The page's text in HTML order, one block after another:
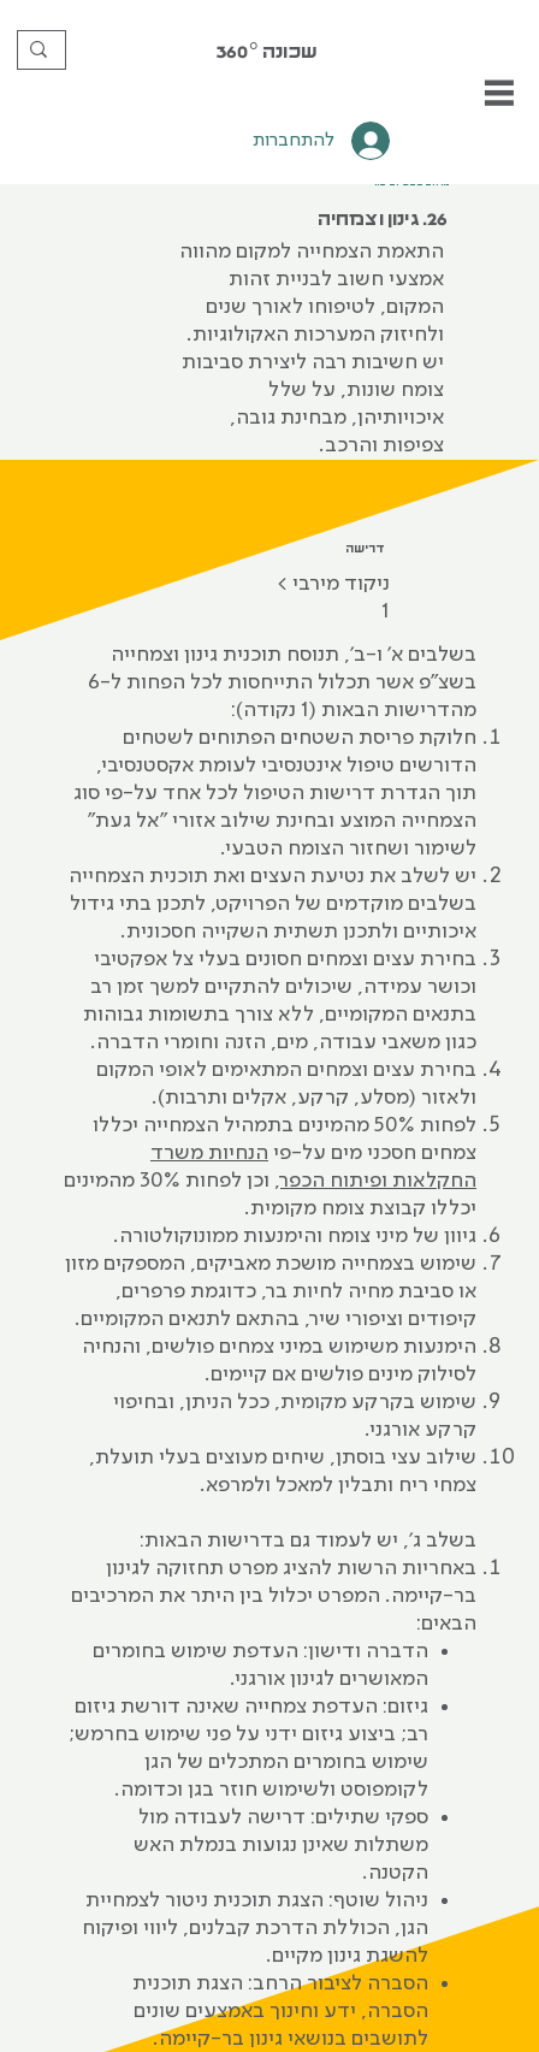
שכונה 360°
להתחברות
26. גינון וצמחיה
התאמת הצמחייה למקום מהווה
אמצעי חשוב לבניית זהות
המקום, לטיפוחו לאורך שנים
ולחיזוק המערכות האקולוגיות.
יש חשיבות רבה ליצירת סביבות
צומח שונות, על שלל
איכויותיהן, מבחינת גובה,
צפיפות והרכב.
דרישה
ניקוד‭ ‬מירבי >
1
בשלבים א' ו-ב', תנוסח תוכנית גינון וצמחייה
בשצ"פ אשר תכלול התייחסות לכל הפחות ל-6
מהדרישות הבאות (1 נקודה):
חלוקת פריסת השטחים הפתוחים לשטחים
הדורשים טיפול אינטנסיבי לעומת אקסטנסיבי,
תוך הגדרת דרישות הטיפול לכל אחד על-פי סוג
הצמחייה המוצע ובחינת שילוב אזורי "אל געת"
לשימור ושחזור הצומח הטבעי.
יש לשלב את נטיעת העצים ואת תוכנית הצמחייה
בשלבים מוקדמים של הפרויקט, לתכנן בתי גידול
איכותיים ולתכנן תשתית השקייה חסכונית.
בחירת עצים וצמחים חסונים בעלי צל אפקטיבי
וכושר עמידה, שיכולים להתקיים למשך זמן רב
בתנאים המקומיים, ללא צורך בתשומות גבוהות
כגון משאבי עבודה, מים, הזנה וחומרי הדברה.
בחירת עצים וצמחים המתאימים לאופי המקום
ולאזור (מסלע, קרקע, אקלים ותרבות).
לפחות 50% מהמינים בתמהיל הצמחייה יכללו
צמחים חסכני מים על-פי הנחיות משרד
החקלאות ופיתוח הכפר
, וכן לפחות 30% מהמינים
יכללו קבוצת צומח מקומית.
גיוון של מיני צומח והימנעות ממונוקולטורה.
שימוש בצמחייה מושכת מאביקים, המספקים מזון
או סביבת מחיה לחיות בר, כדוגמת פרפרים,
קיפודים וציפורי שיר, בהתאם לתנאים המקומיים.
הימנעות משימוש במיני צמחים פולשים, והנחיה
לסילוק מינים פולשים אם קיימים.
שימוש בקרקע מקומית, ככל הניתן, ובחיפוי
קרקע אורגני.
שילוב עצי בוסתן, שיחים מעוצים בעלי תועלת,
צמחי ריח ותבלין למאכל ולמרפא.
בשלב ג', יש לעמוד גם בדרישות הבאות:
באחריות הרשות להציג מפרט תחזוקה לגינון
בר-קיימה. המפרט יכלול בין היתר את המרכיבים
הבאים:
הדברה ודישון: העדפת שימוש בחומרים
המאושרים לגינון אורגני.
גיזום: העדפת צמחייה שאינה דורשת גיזום
רב; ביצוע גיזום ידני על פני שימוש בחרמש;
שימוש בחומרים המתכלים של הגן
לקומפוסט ולשימוש חוזר בגן וכדומה.
ספקי שתילים: דרישה לעבודה מול
משתלות שאינן נגועות בנמלת האש
הקטנה.
ניהול שוטף: הצגת תוכנית ניטור לצמחיית
הגן, הכוללת הדרכת קבלנים, ליווי ופיקוח
להשגת גינון מקיים.
הסברה לציבור הרחב: הצגת תוכנית
הסברה, ידע וחינוך באמצעים שונים
לתושבים בנושאי גינון בר-קיימה.